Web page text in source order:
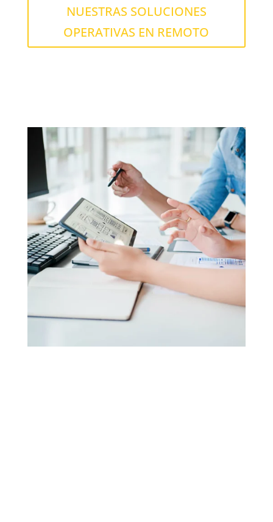
NUESTRAS SOLUCIONES
OPERATIVAS EN REMOTO